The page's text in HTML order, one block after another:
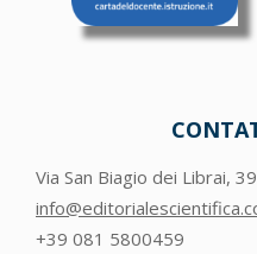
Via San Biagio dei Librai,
+39 081 5800459